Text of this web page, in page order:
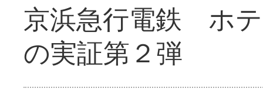
京浜急行電鉄 ホ
の実証第２弾